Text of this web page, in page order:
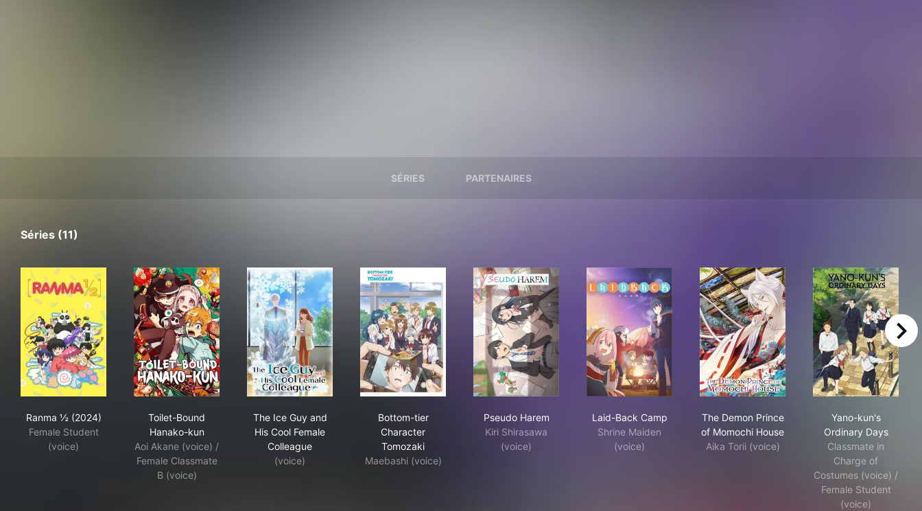
SÉRIES PARTENAIRES
Séries (11)
Ranma ½ (2024)
Female Student
(voice)
Toilet-Bound
Hanako-kun
Aoi Akane (voice) /
Female Classmate
B (voice)
The Ice Guy and
His Cool Female
Colleague
(voice)
Bottom-tier
Character
Tomozaki
Maebashi (voice)
Pseudo Harem
Kiri Shirasawa
(voice)
Laid-Back Camp
Shrine Maiden
(voice)
The Demon Prince
of Momochi House
Aika Torii (voice)
Yano-kun's
Ordinary Days
Classmate in
Charge of
Costumes (voice) /
Female Student
(voice)
right